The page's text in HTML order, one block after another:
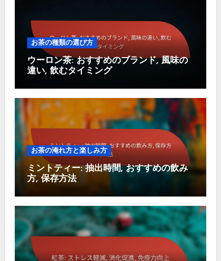
お茶の種類の選び方
ウーロン茶: おすすめのブランド, 風味の
違い, 飲むタイミング
お茶の淹れ方と楽しみ方
ミントティー: 抽出時間, おすすめの飲み
方, 保存方法